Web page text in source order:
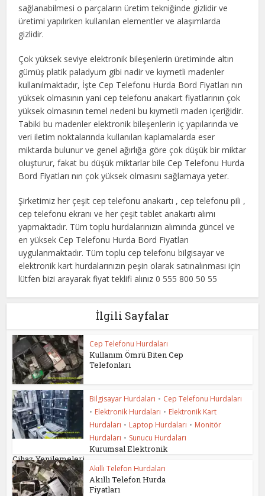
sağlanabilmesi o parçaların üretim tekniğinde gizlidir ve
üretimi yapılırken kullanılan elementler ve alaşımlarda
gizlidir.
Çok yüksek seviye elektronik bileşenlerin üretiminde altın
gümüş platik paladyum gibi nadir ve kıymetli madenler
kullanılmaktadır, İşte Cep Telefonu Hurda Bord Fiyatları nın
yüksek olmasının yani cep telefonu anakart fiyatlarının çok
yüksek olmasının temel nedeni bu kıymetli maden içeriğidir.
Tabiki bu madenler elektronik bileşenlerin iç yapılarında ve
veri iletim noktalarında kullanılan kaplamalarda eser
miktarda bulunur ve genel ağırlığa göre çok düşük bir miktar
oluşturur, fakat bu düşük miktarlar bile Cep Telefonu Hurda
Bord Fiyatları nın çok yüksek olmasını sağlamaya yeter.
Şirketimiz her çeşit cep telefonu anakartı , cep telefonu pili ,
cep telefonu ekranı ve her çeşit tablet anakartı alımı
yapmaktadır. Tüm toplu hurdalarınızın alımında güncel ve
en yüksek Cep Telefonu Hurda Bord Fiyatları
uygulanmaktadır. Tüm toplu cep telefonu bilgisayar ve
elektronik kart hurdalarınızın peşin olarak satınalınması için
lütfen bizi arayarak fiyat teklifi alınız 0 555 800 50 55
İlgili Sayfalar
Cep Telefonu Hurdaları
Kullanım Ömrü Biten Cep
Telefonları
Bilgisayar Hurdaları • Cep Telefonu Hurdaları
• Elektronik Hurdaları • Elektronik Kart
Hurdaları • Laptop Hurdaları • Monitör
Hurdaları • Sunucu Hurdaları
Kurumsal Elektronik
Cihaz Yenilemeleri
Akıllı Telefon Hurdaları
Akıllı Telefon Hurda
Fiyatları